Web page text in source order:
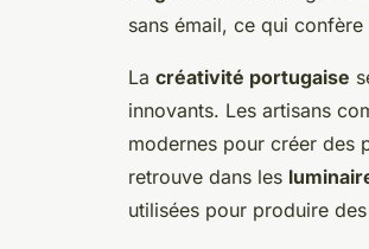
sans émail, ce qui
La créativité portugaise
innovants. Les artisans
modernes pour créer des
retrouve dans les
utilisées pour produire